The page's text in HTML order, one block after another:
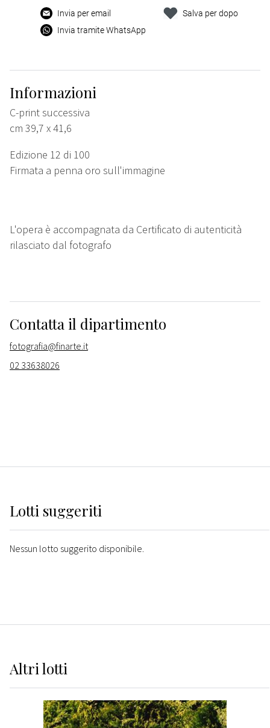
Invia per email
Invia tramite WhatsApp
Salva per dopo
Informazioni
C-print successiva
cm 39,7 x 41,6
Edizione 12 di 100
Firmata a penna oro sull'immagine
L'opera è accompagnata da Certificato di autenticità
rilasciato dal fotografo
Contatta il dipartimento
fotografia@finarte.it
02 33638026
Lotti suggeriti
Nessun lotto suggerito disponibile.
Altrilotti